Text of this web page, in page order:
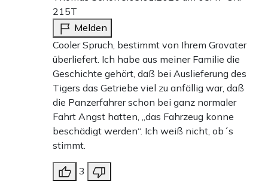
215T
Melden
Cooler Spruch, bestimmt von Ihrem Grovater
überliefert. Ich habe aus meiner Familie die
Geschichte gehört, daß bei Auslieferung des
Tigers das Getriebe viel zu anfällig war, daß
die Panzerfahrer schon bei ganz normaler
Fahrt Angst hatten, „das Fahrzeug konne
beschädigt werden“. Ich weiß nicht, ob´s
stimmt.
3